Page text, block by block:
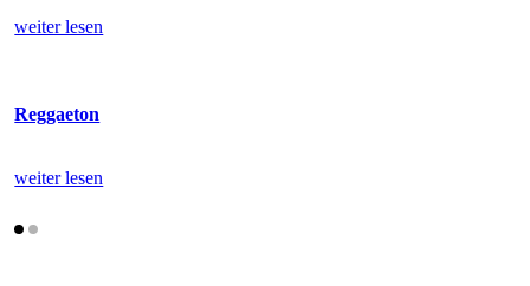
weiter lesen
Reggaeton
weiter lesen